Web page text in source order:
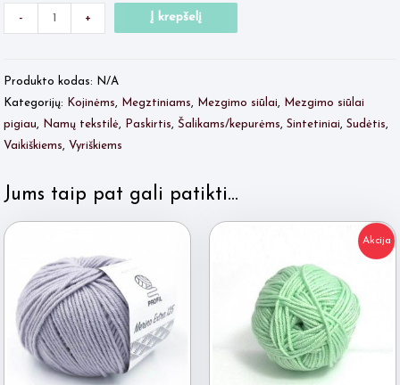
Quantity
-
produkto
1
Quantity
+ Į krepšelį
Produkto kodas:
N/A
Kategorijų:
Kojinėms, Megztiniams, Mezgimo siūlai,
Mezgimo siūlai
pigiau, Namų tekstilė, Paskirtis, Šalikams/kepurėms, Sintetiniai, Sudėtis,
Vaikiškiems, Vyriškiems
Jums taip pat gali patikti…
Akcija